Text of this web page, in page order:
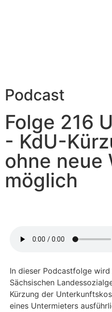
Podcast
Folge 216
- KdU-
ohne neue
möglich
In dieser Podcastfolge
Sächsischen
Kürzung der
eines Untermieters